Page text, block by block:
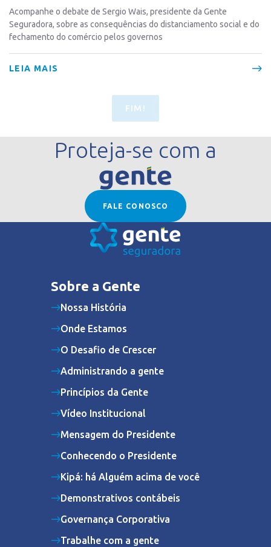
Acompanhe o debate de Sergio Wais, presidente da Gente
Seguradora, sobre as consequências do distanciamento social e do
fechamento do comércio pelos governos
LEIA MAIS
FIM!
Proteja-se com a
FALE CONOSCO
Sobre a Gente
Nossa História
Onde Estamos
O Desafio de Crescer
Administrando a gente
Princípios da Gente
Vídeo Institucional
Mensagem do Presidente
Conhecendo o Presidente
Kipá: há Alguém acima de você
Demonstrativos contábeis
Governança Corporativa
Trabalhe com a gente